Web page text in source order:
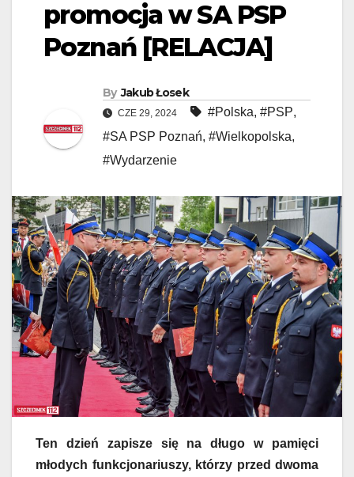
promocja w SA PSP
Poznań [RELACJA]
By Jakub Łosek
CZE 29, 2024 #Polska, #PSP,
#SA PSP Poznań, #Wielkopolska,
#Wydarzenie
Ten dzień zapisze się na długo w pamięci
młodych funkcjonariuszy, którzy przed dwoma